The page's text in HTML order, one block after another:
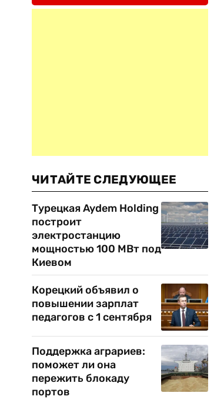
ЧИТАЙТЕ СЛЕДУЮЩЕЕ
Турецкая Aydem Holding
построит
электростанцию
мощностью 100 МВт под
Киевом
Корецкий объявил о
повышении зарплат
педагогов с 1 сентября
Поддержка аграриев:
поможет ли она
пережить блокаду
портов